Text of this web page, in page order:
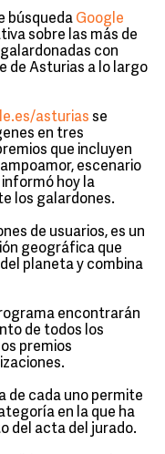
búsqueda Google
sobre las más de
con
de Asturias a lo largo
asturias se
en tres
que incluyen
escenario
hoy la
los galardones.
de usuarios, es un
geográfica que
planeta y combina
encontrarán
de todos los
premios
de cada uno permite
en la que ha
del acta del jurado.